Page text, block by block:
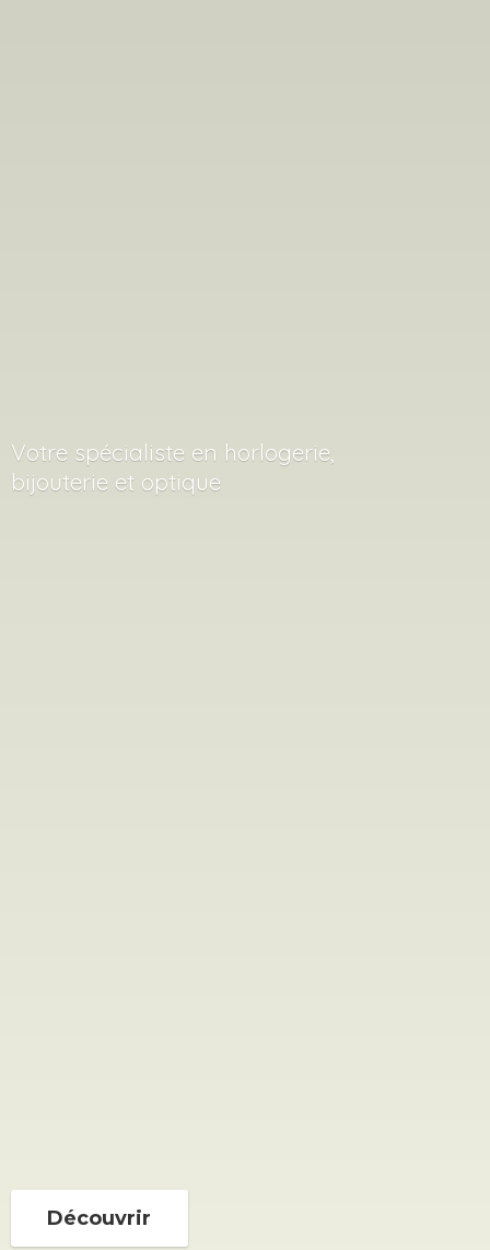
Votre spécialiste en horlogerie,
bijouterie et optique
Découvrir